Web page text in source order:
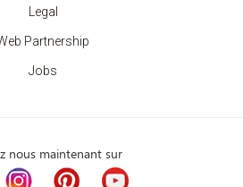
Legal
Partnership
Jobs
nous maintenant sur